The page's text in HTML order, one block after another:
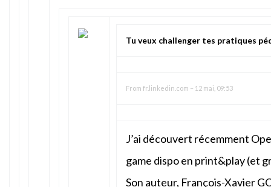
Tu veux challenger tes pratiques
From fr.linkedin.com – 12 mai, 09:53
J’ai découvert récemment
game dispo en print&play (et
Son auteur, François-Xavier